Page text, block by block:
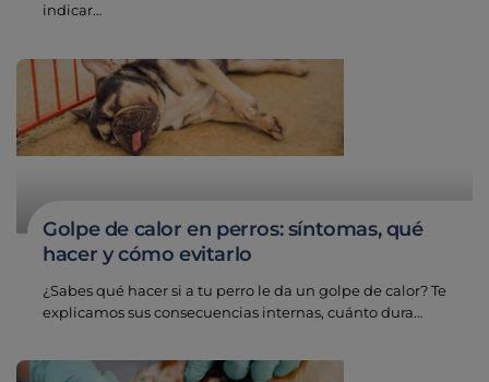
indicar…
Golpe de calor en perros: síntomas, qué
hacer y cómo evitarlo
¿Sabes qué hacer si a tu perro le da un golpe de calor? Te
explicamos sus consecuencias internas, cuánto dura…